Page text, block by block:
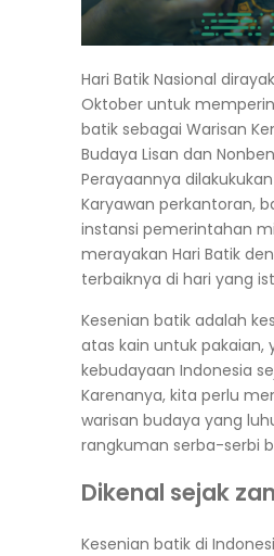
Hari Batik Nasional
Oktober untuk
batik sebagai Warisan
Budaya Lisan dan
Perayaannya
Karyawan perkantoran,
instansi pemerintahan
merayakan Hari Batik
terbaiknya di hari yang
Kesenian batik adalah
atas kain untuk pakaian,
kebudayaan Indonesia
Karenanya, kita perlu
warisan budaya yang
rangkuman serba-serbi
Dikenal sejak
Kesenian batik di